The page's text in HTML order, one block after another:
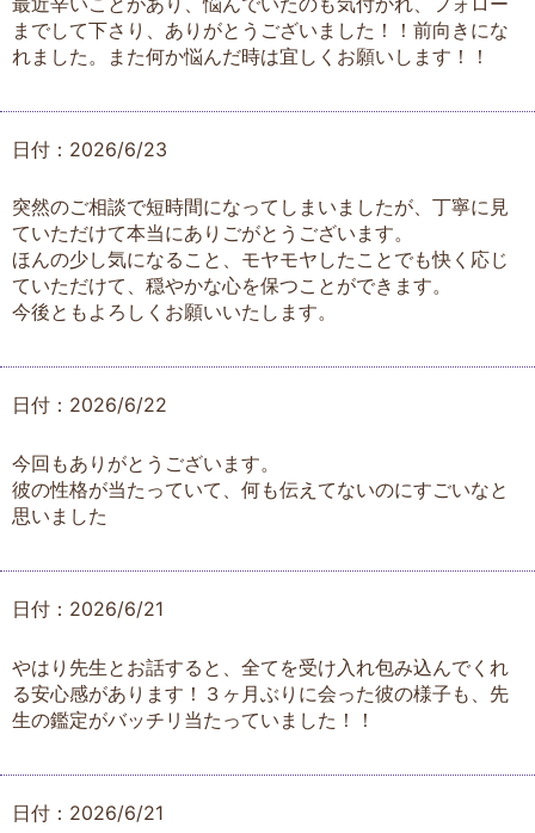
までして下さり、ありがとうございました！！前向きにな
れました。また何か悩んだ時は宜しくお願いします！！
日付：2026/6/23
突然のご相談で短時間になってしまいましたが、丁寧に見
ていただけて本当にありごがとうございます。
ほんの少し気になること、モヤモヤしたことでも快く応じ
ていただけて、穏やかな心を保つことができます。
今後ともよろしくお願いいたします。
日付：2026/6/22
今回もありがとうございます。
彼の性格が当たっていて、何も伝えてないのにすごいなと
思いました
日付：2026/6/21
やはり先生とお話すると、全てを受け入れ包み込んでくれ
る安心感があります！３ヶ月ぶりに会った彼の様子も、先
生の鑑定がバッチリ当たっていました！！
日付：2026/6/21